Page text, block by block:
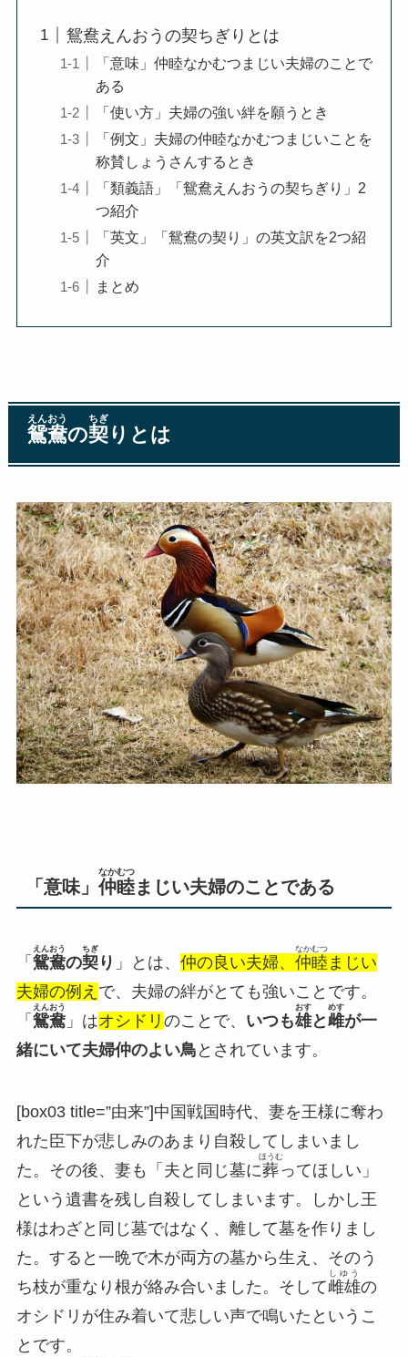
鴛鴦えんおうの契ちぎりとは
「意味」仲睦なかむつまじい夫婦のことで
ある
「使い方」夫婦の強い絆を願うとき
「例文」夫婦の仲睦なかむつまじいことを
称賛しょうさんするとき
「類義語」「鴛鴦えんおうの契ちぎり」2
つ紹介
「英文」「鴛鴦の契り」の英文訳を2つ紹
介
まとめ
鴛鴦
えんおう
の契
ちぎ
りとは
「意味」 仲睦
なかむつ
まじい夫婦のことである
「 鴛鴦
えんおう
の契
ちぎ
り 」とは、 仲の良い夫婦、 仲睦
なかむつ
まじい
夫婦の例え で、夫婦の絆がとても強いことです。
「 鴛鴦
えんおう
」はオシドリ のことで、 いつも雄
おす
と雌
めす
が一
緒にいて夫婦仲のよい鳥 とされています。
[box03 title=”由来”]中国戦国時代、妻を王様に奪わ
れた臣下が悲しみのあまり自殺してしまいまし
た。その後、妻も「夫と同じ墓に葬
ほうむ
ってほしい」
という遺書を残し自殺してしまいます。しかし王
様はわざと同じ墓ではなく、離して墓を作りまし
た。すると一晩で木が両方の墓から生え、そのう
ち枝が重なり根が絡み合いました。そして雌雄
しゆう
の
オシドリが住み着いて悲しい声で鳴いたというこ
とです。